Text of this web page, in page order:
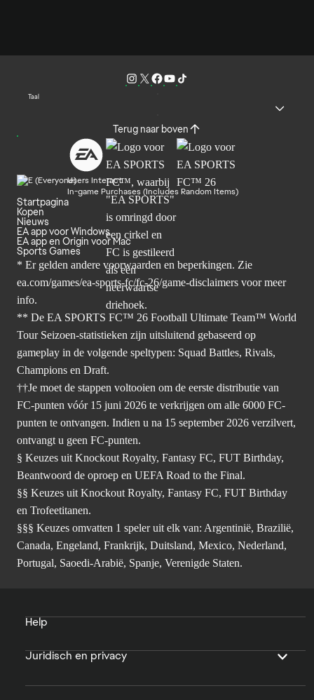
Taal
Terug naar boven
Users Interact
In-game Purchases (Includes Random Items)
Startpagina
Kopen
Nieuws
EA app voor Windows
EA app en Origin voor Mac
Sports Games
* Er gelden andere voorwaarden en beperkingen. Zie
ea.com/games/ea-sports-fc/fc-26/game-disclaimers voor meer
info.
** De EA SPORTS FC™ 26 Football Ultimate Team™ World
Tour Seizoen-statistieken zijn uitsluitend gebaseerd op
gameplay in de volgende speltypen: Squad Battles, Rivals,
Champions en Draft.
††Je moet de stappen voltooien om de eerste distributie van
FC-punten vóór 15 juni 2026 te verkrijgen om alle 6000 FC-
punten te ontvangen. Indien u na 15 september 2026 verzilvert,
ontvangt u geen FC-punten.
§ Keuzes uit Knockout Royalty, Fantasy FC, FUT Birthday,
Beantwoord de oproep en UEFA Road to the Final.
§§ Keuzes uit Knockout Royalty, Fantasy FC, FUT Birthday
en Trofeetitanen.
§§§ Keuzes omvatten 1 speler uit elk van: Argentinië, Brazilië,
Canada, Engeland, Frankrijk, Duitsland, Mexico, Nederland,
Portugal, Saoedi-Arabië, Spanje, Verenigde Staten.
Help
Juridisch en privacy